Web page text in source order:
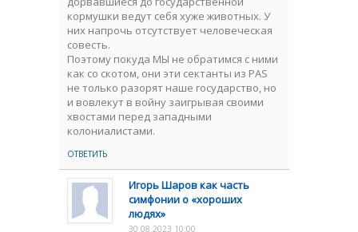
кормушки ведут себя хуже животных. У
них напрочь отсутствует человеческая
совесть.
Поэтому покуда МЫ не обратимся с ними
как со скотом, они эти сектанты из PAS
не только разорят наше государство, но
и вовлекут в войну заигрывая своими
хвостами перед западными
колониалистами.
ОТВЕТИТЬ
Игорь Шаров как часть
симфонии о «хороших
людях»
30.08.2023 10:00